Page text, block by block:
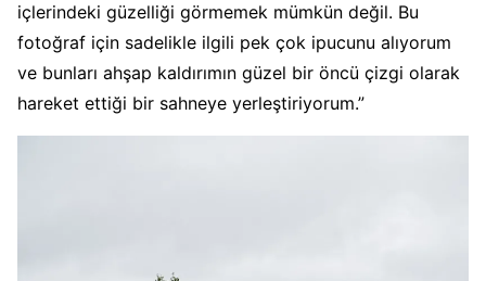
içlerindeki güzelliği görmemek mümkün değil. Bu
fotoğraf için sadelikle ilgili pek çok ipucunu alıyorum
ve bunları ahşap kaldırımın güzel bir öncü çizgi olarak
hareket ettiği bir sahneye yerleştiriyorum.”